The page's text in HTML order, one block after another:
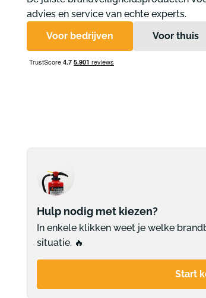
Design brandblusserkasten en -houders
Beschermdozen
Beschermhoezen
Muurbeugels
Gebodspictogrammen
Pictogram handen wassen verplicht
Pictogram afstand houden
Alle gebodspictogrammen
advies en service van echte experts.
Voor bedrijven
Voor thuis
Hulp nodig met kiezen?
In enkele klikken weet je welke
situatie. 🔥
Start